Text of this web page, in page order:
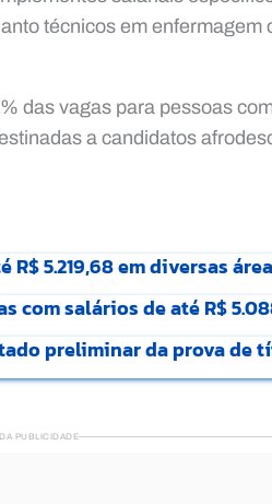
técnicos em enfermagem
das vagas para pessoas
a candidatos
5.219,68 em diversas
com salários de até R$
preliminar da prova de
PUBLICIDADE